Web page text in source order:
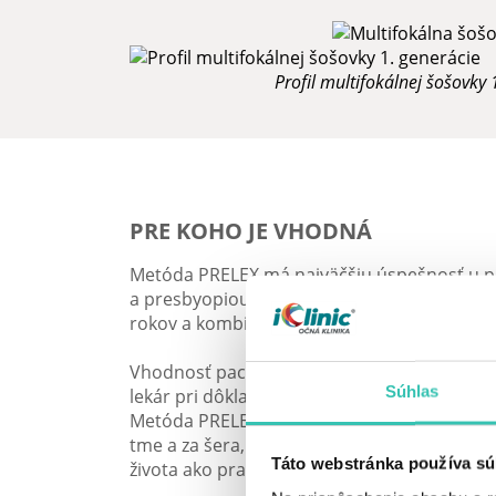
Súhlas
Táto webstránka používa
Profil multifokálnej šošovky
PRE KOHO JE VHODNÁ
Metóda PRELEX má najväčšiu úspešnosť u
a presbyopiou. Predpokladom pre
rokov a kombinácia dioptrií na diaľku s
Vhodnosť pacienta na podstúpenie
lekár pri dôkladnom vyšetrení a vstupnom
Metóda PRELEX nie je vhodná pre
tme a za šera, rovnako treba posúdiť aj
života ako pracovné vyťaženie či